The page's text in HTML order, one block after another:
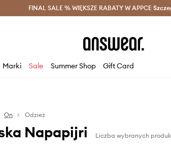
Oszczędzaj z Answear Club > Dostawa nawet w
FINAL SALE % WIĘKSZE RABATY W APPCE
Marki Sale Summer Shop Gift Card
On Odzież
Napapijri Liczba wybranych